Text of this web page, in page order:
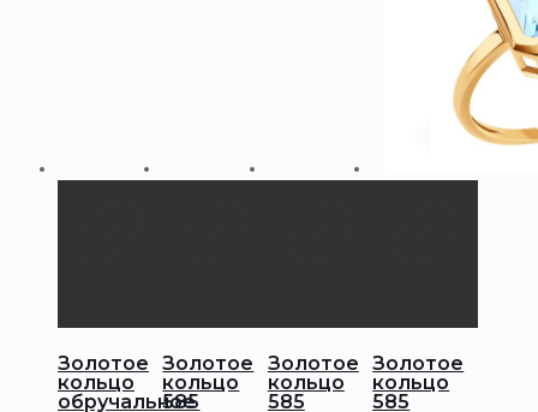
Золотое
кольцо
обручальное
Золотое
кольцо
585
Золотое
кольцо
585
Золотое
кольцо
585